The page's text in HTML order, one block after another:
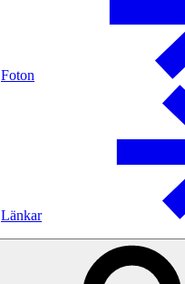
Foton
Länkar